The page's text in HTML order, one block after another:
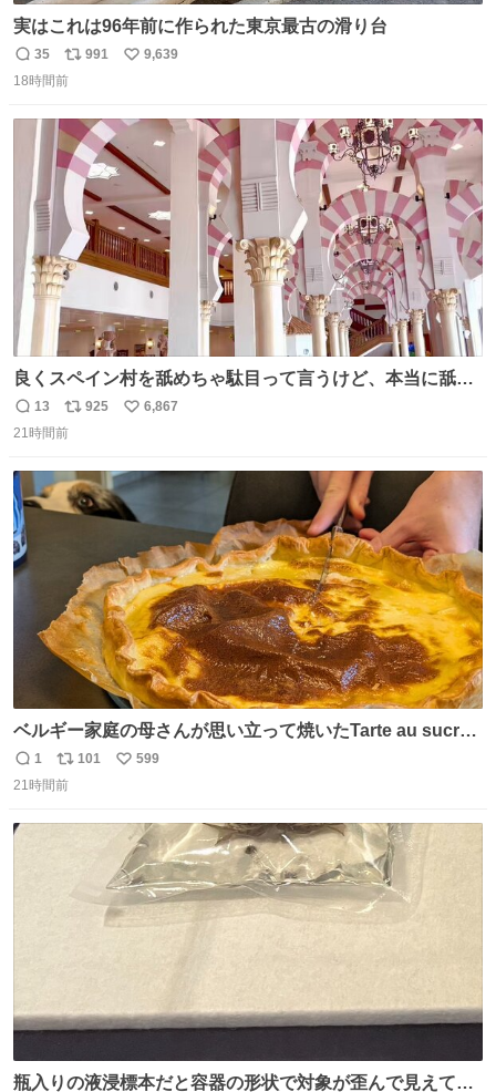
実はこれは96年前に作られた東京最古の滑り台
返
信
35
リ
ポ
ト
数
991
い
9,639
18時間前
良くスペイン村を舐めちゃ駄目って言うけど、本当に舐め
ちゃ行けないのはスペィン村ホテル🏛🏨 だってロビーから
中庭抜けるだけでこの有様🤩 ディズニーホテル泊まってる
ニャは益々素晴らしい場所になってる
返
信
13
リ
ポ
ト
数
925
い
数
6,867
21時間前
ベルギー家庭の母さんが思い立って焼いたTarte au sucre
は「砂糖のケーキ」。パイ生地に砂糖をたっぷり振りか
け、クリームと卵の液を注いで焼くだけ。溶けた砂糖はね
ギーのだよ」というこれ、素朴な焼菓子に見えてナポレオ
ン戦争の歴史があった。
返
信
1
リ
ポ
101
い
数
599
21時間前
瓶入りの液浸標本だと容器の形状で対象が歪んで見えてし